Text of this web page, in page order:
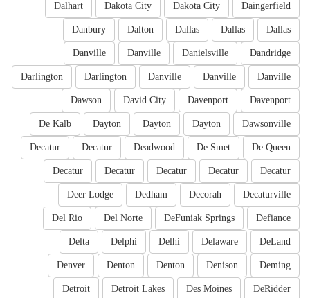
Daingerfield
Dakota City
Dakota City
Dalhart
Dallas
Dallas
Dallas
Dalton
Danbury
Dandridge
Danielsville
Danville
Danville
Danville
Danville
Danville
Darlington
Darlington
Davenport
Davenport
David City
Dawson
Dawsonville
Dayton
Dayton
Dayton
De Kalb
De Queen
De Smet
Deadwood
Decatur
Decatur
Decatur
Decatur
Decatur
Decatur
Decatur
Decaturville
Decorah
Dedham
Deer Lodge
Defiance
DeFuniak Springs
Del Norte
Del Rio
DeLand
Delaware
Delhi
Delphi
Delta
Deming
Denison
Denton
Denton
Denver
DeRidder
Des Moines
Detroit Lakes
Detroit